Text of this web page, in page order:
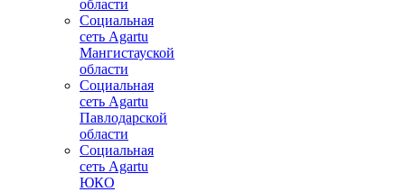
области
Социальная
сеть Agartu
Мангистауской
области
Социальная
сеть Agartu
Павлодарской
области
Социальная
сеть Agartu
ЮКО